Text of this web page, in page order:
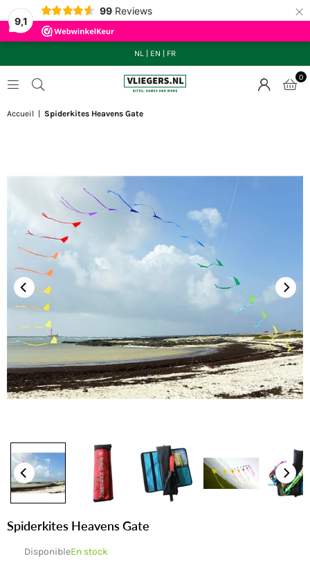
9,1
99 Reviews ×
NL EN FR
0
Accueil Spiderkites Heavens Gate
Spiderkites Heavens Gate
DisponibleEn stock